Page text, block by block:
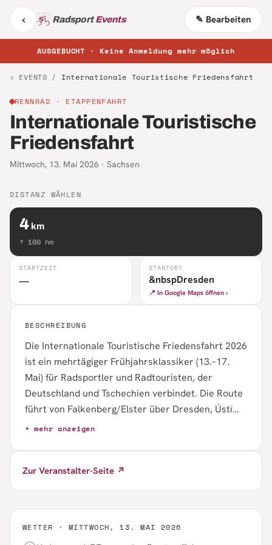
‹ RadsportEvents ✎ Bearbeiten
AUSGEBUCHT · Keine Anmeldung mehr möglich
‹ EVENTS / Internationale Touristische Friedensfahrt
RENNRAD · ETAPPENFAHRT
Internationale Touristische
Friedensfahrt
Mittwoch, 13. Mai 2026 · Sachsen
STARTZEIT
—
STARTORT
&nbspDresden
📍 In Google Maps öffnen ›
DISTANZ WÄHLEN
4 km
↑ 100 hm
BESCHREIBUNG
Die Internationale Touristische Friedensfahrt 2026
ist ein mehrtägiger Frühjahrsklassiker (13.–17.
Mai) für Radsportler und Radtouristen, der
Deutschland und Tschechien verbindet. Die Route
führt von Falkenberg/Elster über Dresden, Ústí
nad Labem nach Prag und zurück. Die
organisiert und setzt eine seit 1984 etablierte
Tradition fort.
+ mehr anzeigen
Zur Veranstalter-Seite ↗
WETTER · MITTWOCH, 13. MAI 2026